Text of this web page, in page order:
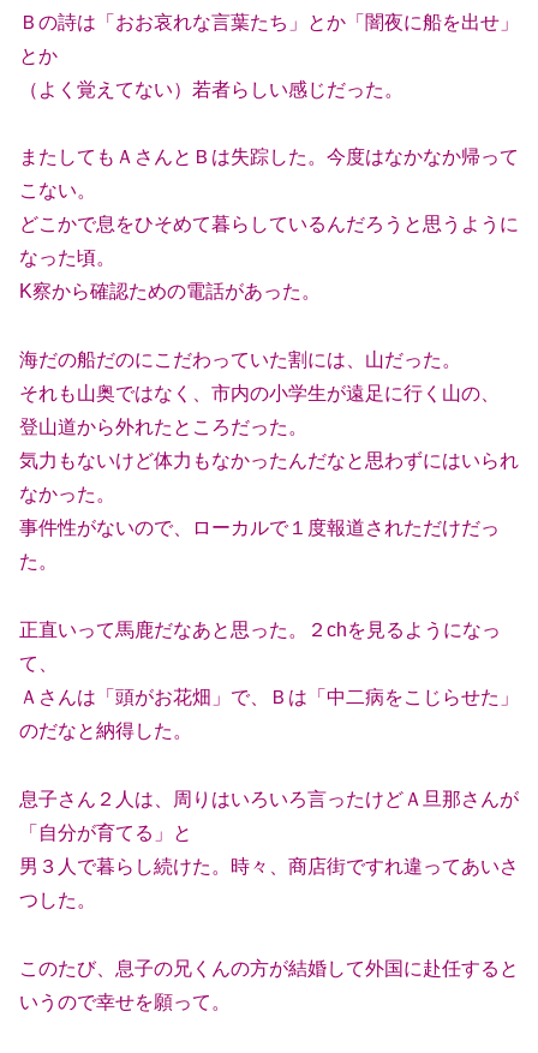
Ｂの詩は「おお哀れな言葉たち」とか「闇夜に船を出せ」
とか
（よく覚えてない）若者らしい感じだった。
またしてもＡさんとＢは失踪した。今度はなかなか帰って
こない。
どこかで息をひそめて暮らしているんだろうと思うように
なった頃。
K察から確認ための電話があった。
海だの船だのにこだわっていた割には、山だった。
それも山奥ではなく、市内の小学生が遠足に行く山の、
登山道から外れたところだった。
気力もないけど体力もなかったんだなと思わずにはいられ
なかった。
事件性がないので、ローカルで１度報道されただけだっ
た。
正直いって馬鹿だなあと思った。２chを見るようになっ
て、
Ａさんは「頭がお花畑」で、Ｂは「中二病をこじらせた」
のだなと納得した。
息子さん２人は、周りはいろいろ言ったけどＡ旦那さんが
「自分が育てる」と
男３人で暮らし続けた。時々、商店街ですれ違ってあいさ
つした。
このたび、息子の兄くんの方が結婚して外国に赴任すると
いうので幸せを願って。